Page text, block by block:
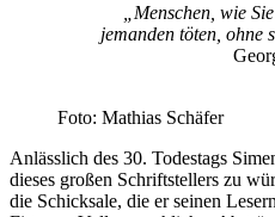
„Menschen, wie
jemanden töten, ohne
Foto: Mathias Schäfer
Anlässlich des 30. Todestags
dieses großen Schriftstellers zu
die Schicksale, die er seinen